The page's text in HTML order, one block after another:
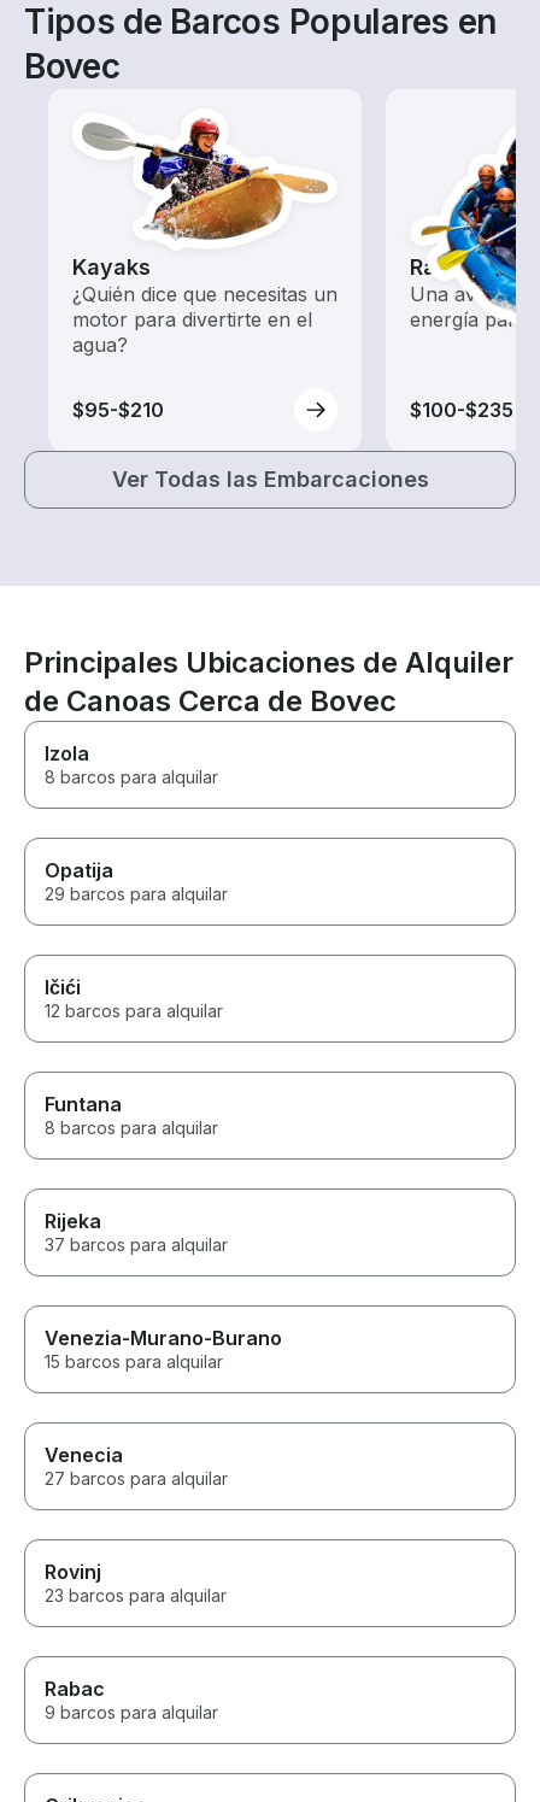
Tipos de Barcos Populares en
Bovec
Kayaks
¿Quién dice que necesitas un
motor para divertirte en el
agua?
$95-$210
Rafting
Una
energía para
$100-$235
Ver Todas las Embarcaciones
Principales Ubicaciones de Alquiler
de Canoas Cerca de Bovec
Izola
8 barcos para alquilar
Opatija
29 barcos para alquilar
Ičići
12 barcos para alquilar
Funtana
8 barcos para alquilar
Rijeka
37 barcos para alquilar
Venezia-Murano-Burano
15 barcos para alquilar
Venecia
27 barcos para alquilar
Rovinj
23 barcos para alquilar
Rabac
9 barcos para alquilar